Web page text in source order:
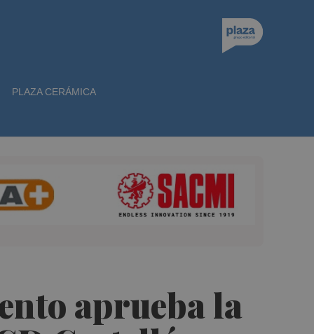
PLAZA CERÁMICA
aprueba la